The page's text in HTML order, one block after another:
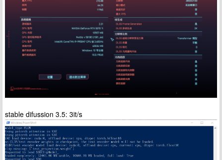
stable difussion 3.5: 3it/s